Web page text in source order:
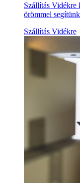
Szállítás Vidékre
örömmel segítünk
Szállítás Vidékre